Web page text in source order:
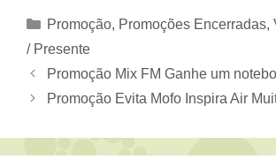
Categorias
Promoção, Promoções Encerradas,
/ Presente
Promoção Mix FM Ganhe um
Promoção Evita Mofo Inspira Air